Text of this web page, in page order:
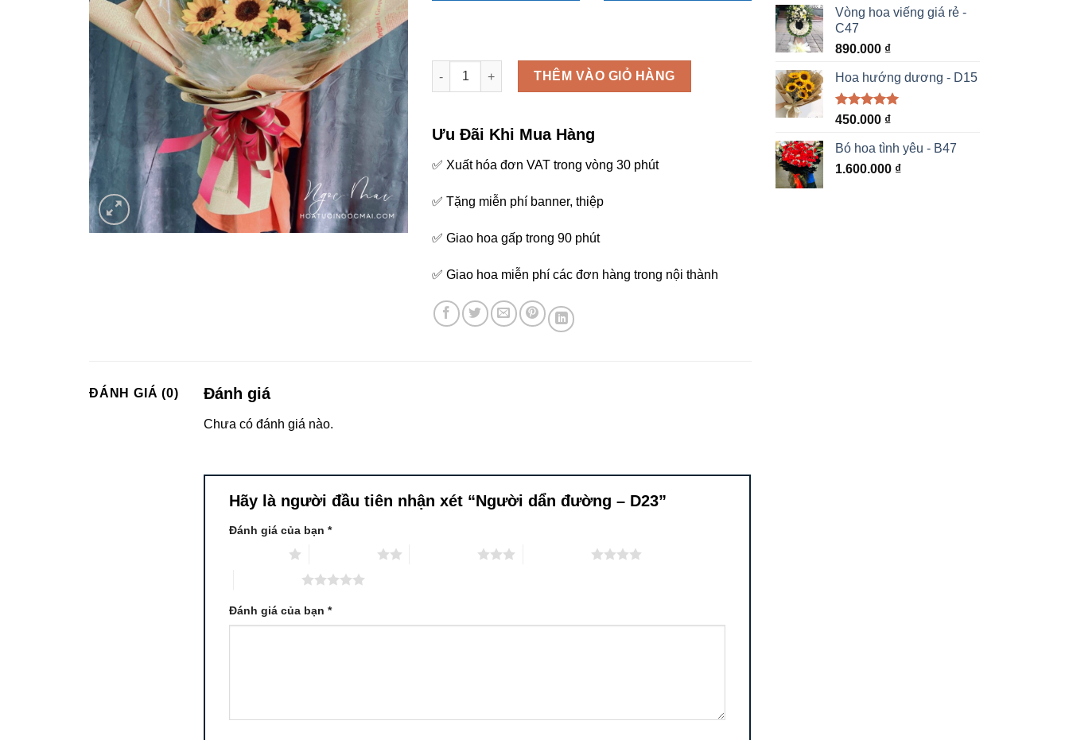
Người dẩn đường - D23 số lượng
THÊM VÀO GIỎ HÀNG
Ưu Đãi Khi Mua Hàng
✅ Xuất hóa đơn VAT trong vòng 30 phút
✅ Tặng miễn phí banner, thiệp
✅ Giao hoa gấp trong 90 phút
✅ Giao hoa miễn phí các đơn hàng trong nội thành
ĐÁNH GIÁ (0) Đánh giá
Chưa có đánh giá nào.
Hãy là người đầu tiên nhận xét “Người dẩn đường – D23”
Đánh giá của bạn *
Đánh giá của bạn *
5 sao
Vòng hoa viếng giá rẻ -
C47
890.000 ₫
Hoa hướng dương - D15
Được xếp
5 sao
450.000 ₫
Bó hoa tình yêu - B47
1.600.000 ₫